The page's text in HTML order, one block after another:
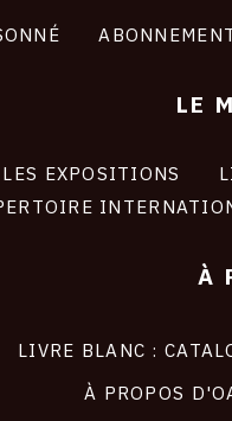
LE
LES EXPOSITIONS
À
LIVRE BLANC :
À PROPOS